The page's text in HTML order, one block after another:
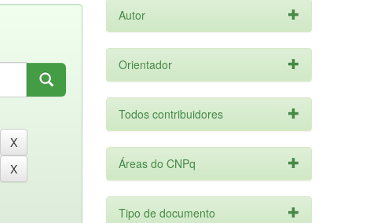
Autor
Orientador
Todos contribuidores
Áreas do CNPq
Tipo de documento